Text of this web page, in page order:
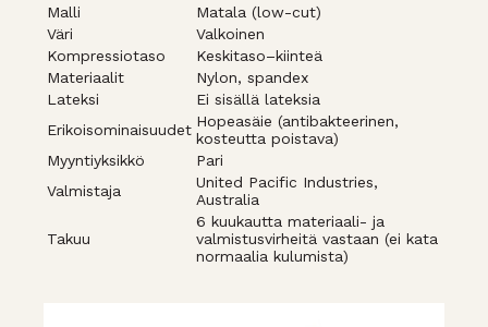
Malli
Matala (low-cut)
Väri
Valkoinen
Kompressiotaso
Keskitaso–kiinteä
Materiaalit
Nylon, spandex
Lateksi
Ei sisällä lateksia
Erikoisominaisuudet Hopeasäie (antibakteerinen,
kosteutta poistava)
Myyntiyksikkö
Pari
Valmistaja
United Pacific Industries,
Australia
Takuu
6 kuukautta materiaali- ja
valmistusvirheitä vastaan (ei kata
normaalia kulumista)